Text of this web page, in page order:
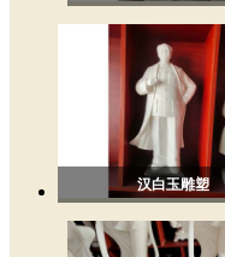
汉白玉雕塑